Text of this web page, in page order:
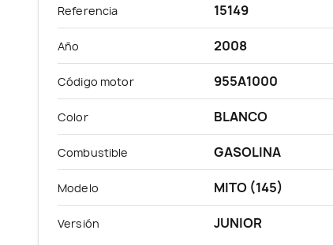
Referencia 15149
Año 2008
Código motor 955A1000
Color BLANCO
Combustible GASOLINA
Modelo MITO (145)
Versión JUNIOR